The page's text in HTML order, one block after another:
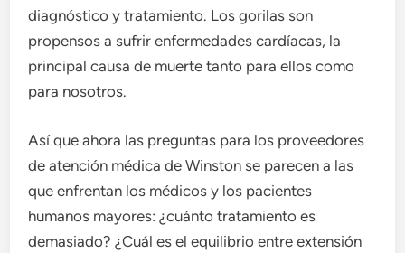
diagnóstico y tratamiento. Los gorilas son
propensos a sufrir enfermedades cardíacas, la
principal causa de muerte tanto para ellos como
para nosotros.
Así que ahora las preguntas para los proveedores
de atención médica de Winston se parecen a las
que enfrentan los médicos y los pacientes
humanos mayores: ¿cuánto tratamiento es
demasiado? ¿Cuál es el equilibrio entre extensión